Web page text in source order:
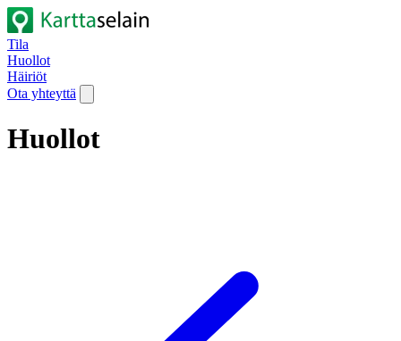
Tila
Huollot
Häiriöt
Ota yhteyttä
Huollot